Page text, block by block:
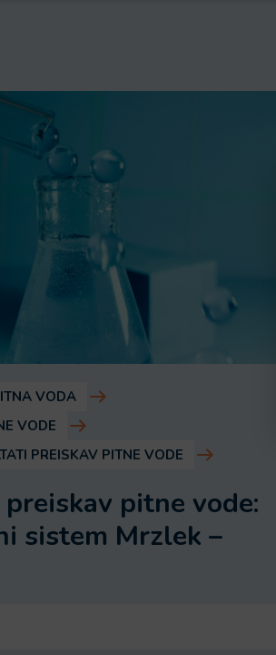
VODA
VODE
PREISKAV PITNE VODE
pitne vode:
sistem Mrzlek –